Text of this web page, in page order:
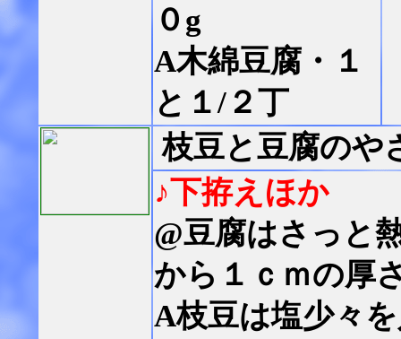
０g
A木綿豆腐・１
と１/２丁
枝豆と豆腐のや
♪下拵えほか
@豆腐はさっと
から１ｃｍの厚
A枝豆は塩少々